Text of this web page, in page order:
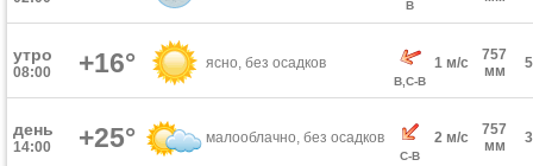
В
утро
08:00 +16° ясно, без осадков
В,С-В
1 м/с
757
мм
день
14:00 +25° малооблачно, без осадков
С-В
2 м/с
757
мм